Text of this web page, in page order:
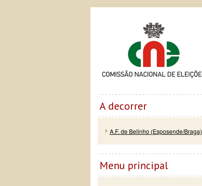
A decorrer
A.F. de Belinho (Esposende/Braga)
Menu principal